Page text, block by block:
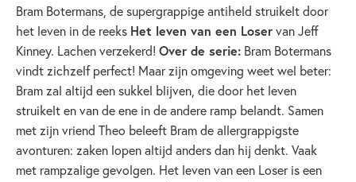
Bram Botermans, de supergrappige antiheld struikelt door
het leven in de reeks Het leven van een Loservan Jeff
Kinney. Lachen verzekerd! Over de serie: Bram Botermans
vindt zichzelf perfect! Maar zijn omgeving weet wel beter:
Bram zal altijd een sukkel blijven, die door het leven
struikelt en van de ene in de andere ramp belandt. Samen
met zijn vriend Theo beleeft Bram de allergrappigste
avonturen: zaken lopen altijd anders dan hij denkt. Vaak
met rampzalige gevolgen. Het leven van een Loser is een